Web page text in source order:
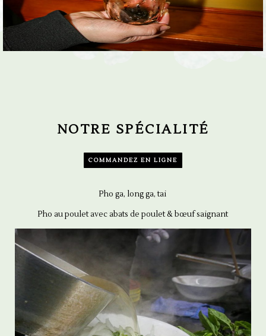
NOTRE SPÉCIALITÉ
COMMANDEZ EN LIGNE
Pho ga, long ga, tai
Pho au poulet avec abats de poulet & bœuf saignant